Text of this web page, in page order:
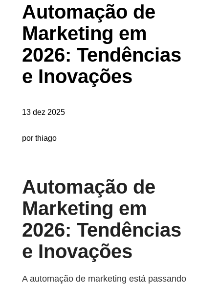
Automação de
Marketing em
2026: Tendências
e Inovações
13 dez 2025
por thiago
Automação de
Marketing em
2026: Tendências
e Inovações
A automação de marketing está passando